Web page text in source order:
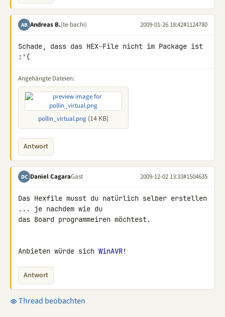
AB Andreas B.(te-bachi) 2009-01-26 18:42#1124780
Schade, dass das HEX-File nicht im Package ist
:'(
Angehängte Dateien:
pollin_virtual.png (14 KB)
Antwort
DC Daniel CagaraGast 2009-12-02 13:33#1504635
Das Hexfile musst du natürlich selber erstellen
... je nachdem wie du
das Board programmeiren möchtest.
Anbieten würde sich WinAVR!
Antwort
Thread beobachten